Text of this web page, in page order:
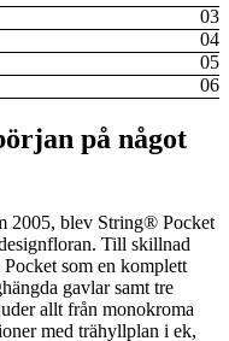
på något
2005, blev String® Pocket
Till skillnad
som en komplett
gavlar samt tre
allt från monokroma
med trähyllplan i ek,